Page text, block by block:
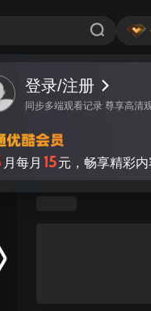
登录/注册
同步多端观看记录 尊享高清
月每月 15元，畅享精彩内